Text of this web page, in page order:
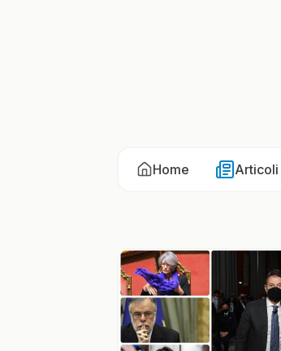
Home Articoli